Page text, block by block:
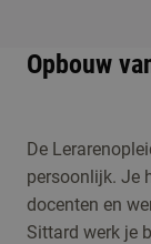
Opbouw
De
persoonlijk. Je
docenten en
Sittard werk je